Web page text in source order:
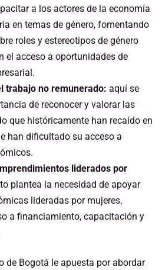
a los actores de la economía
en temas de género, fomentando
roles y estereotipos de género
el acceso a oportunidades de
trabajo no remunerado: aquí se
de reconocer y valorar las
que históricamente han recaído en
han dificultado su acceso a
liderados por
plantea la necesidad de apoyar
lideradas por mujeres,
a financiamiento, capacitación y
de Bogotá le apuesta por abordar